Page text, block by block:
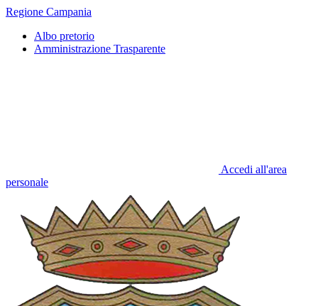
Regione Campania
Albo pretorio
Amministrazione Trasparente
Accedi all'area
personale